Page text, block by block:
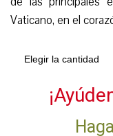
Vaticano, en el